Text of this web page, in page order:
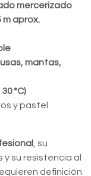
mercerizado
m aprox.
mantas,
°C)
y pastel
, su
su resistencia al
definición